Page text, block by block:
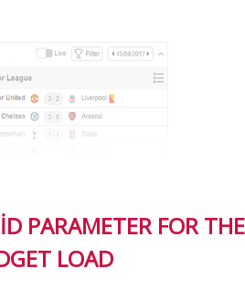
PARAMETER FOR THE
LOAD